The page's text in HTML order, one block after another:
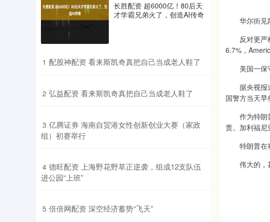
华尔街见
反对更严格
6.7%，
美国一保守
据央视报道
国警方当天早
作为特朗普
责。加利福尼
特朗普在
伟大的，甚
长胜配资 超6000亿！80后天
才学霸兄弟火了，创造AI传奇
1 ​配股神配资 看来斯凯奇真把自己当成老人鞋了
2 ​弘益配资 看来斯凯奇真把自己当成老人鞋了
3 ​亿腾证券 海南自贸港女性创新创业大赛（家政
组）初赛举行
4 ​德旺配资 上海野花野草正逆袭，组成12支队伍
进公园“上班”
5 ​倍倍网配资 深空经济蓄势“飞天”